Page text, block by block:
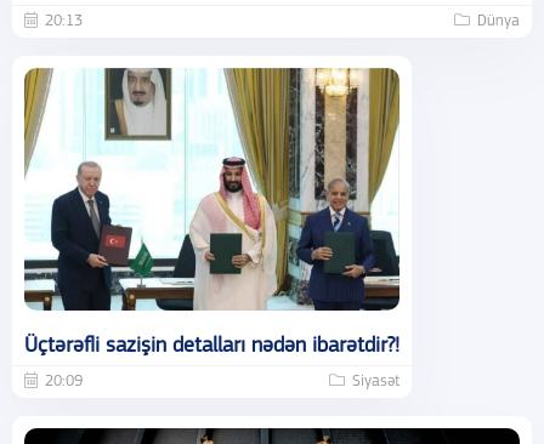
20:13 Dünya
Üçtərəfli sazişin detalları nədən ibarətdir?!
20:09 Siyasət